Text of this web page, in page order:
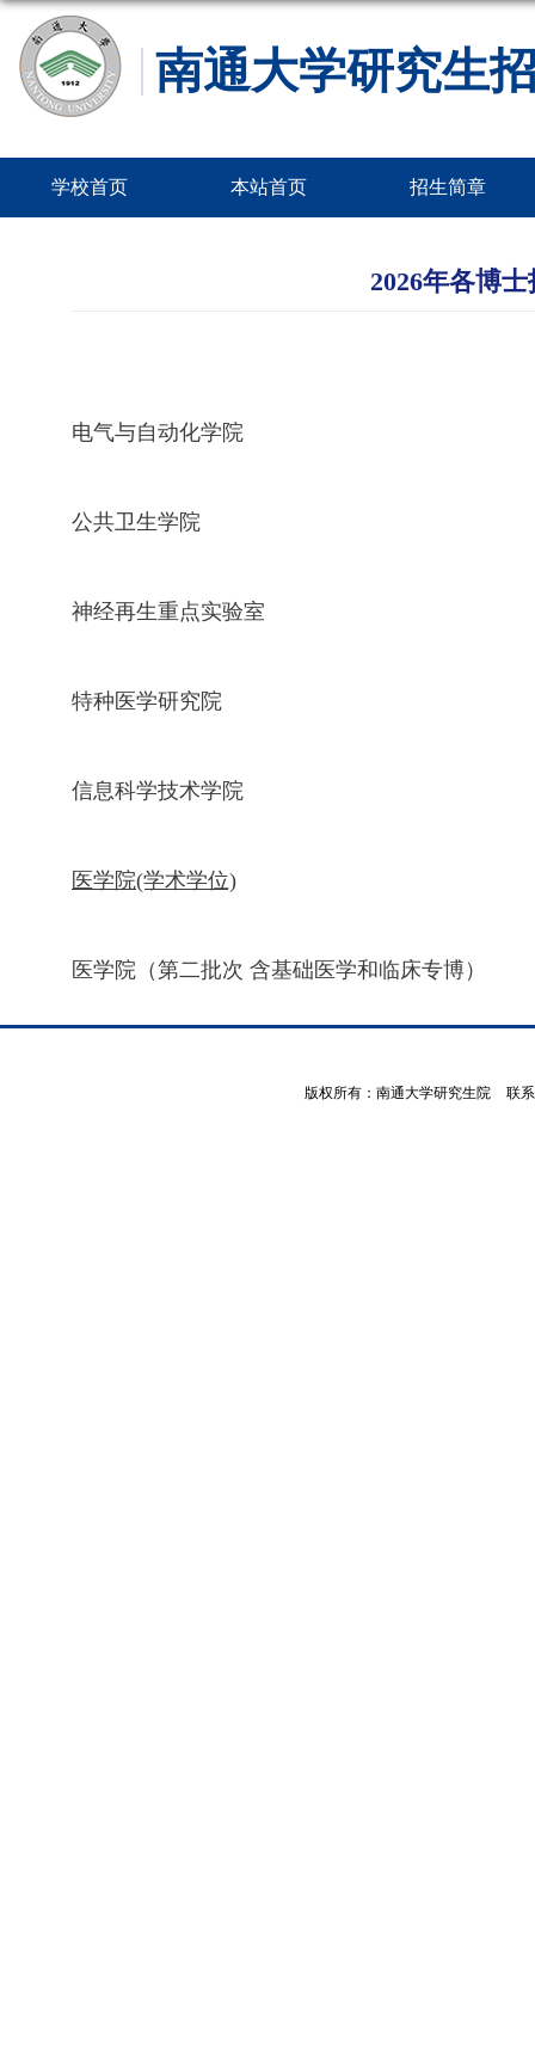
南通大学研究生
学校首页 本站首页 招生简章
2026年各博
电气与自动化学院
公共卫生学院
神经再生重点实验室
特种医学研究院
信息科学技术学院
医学院(学术学位)
医学院（第二批次 含基础医学和临床专博）
版权所有：南通大学研究生院 联